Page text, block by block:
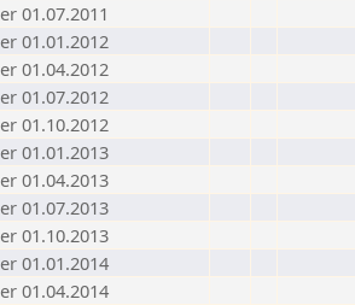
01.07.2011
01.01.2012
01.04.2012
01.07.2012
01.10.2012
01.01.2013
01.04.2013
01.07.2013
01.10.2013
01.01.2014
01.04.2014